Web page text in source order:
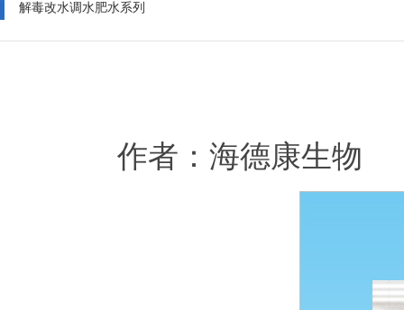
解毒改水调水肥水系列
作者：海德康生